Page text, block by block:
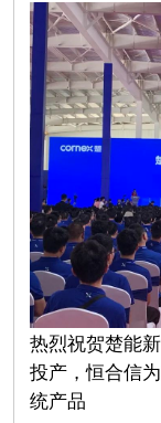
热烈祝贺楚能
投产，恒合信
统产品